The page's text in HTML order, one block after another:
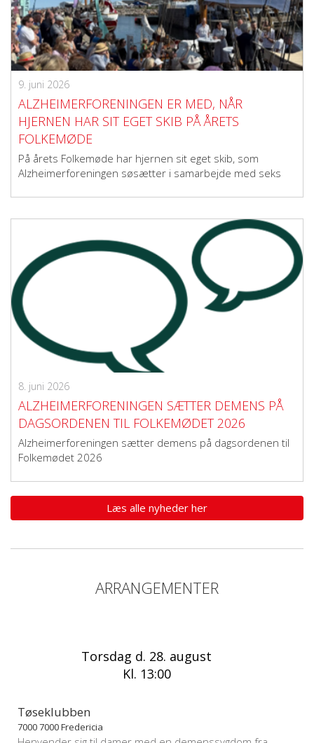
9. juni 2026
ALZHEIMERFORENINGEN ER MED, NÅR
HJERNEN HAR SIT EGET SKIB PÅ ÅRETS
FOLKEMØDE
På årets Folkemøde har hjernen sit eget skib, som
Alzheimerforeningen søsætter i samarbejde med seks
8. juni 2026
ALZHEIMERFORENINGEN SÆTTER DEMENS PÅ
DAGSORDENEN TIL FOLKEMØDET 2026
Alzheimerforeningen sætter demens på dagsordenen til
Folkemødet 2026
Læs alle nyheder her
ARRANGEMENTER
Torsdag d. 28. august
Kl. 13:00
Tøseklubben
7000 7000 Fredericia